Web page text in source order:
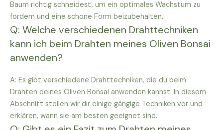
Baum richtig schneidest, um ein optimales Wachstum zu
fördern und eine schöne Form beizubehalten.
Q: Welche verschiedenen Drahttechniken
kann ich beim Drahten meines Oliven Bonsai
anwenden?
A: Es gibt verschiedene Drahttechniken, die du beim
Drahten deines Oliven Bonsai anwenden kannst. In diesem
Abschnitt stellen wir dir einige gängige Techniken vor und
erklären, wann sie am besten geeignet sind.